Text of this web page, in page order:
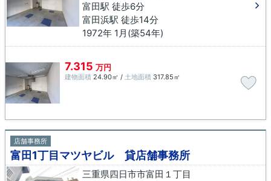
富田駅 徒歩6分
富田浜駅 徒歩14分
1972年 1月(築54年)
7.315 万円
建物面積 24.90㎡ / 土地面積 317.85㎡
店舗事務所
富田1丁目マツヤビル 貸店舗事務所
三重県四日市市富田１丁目